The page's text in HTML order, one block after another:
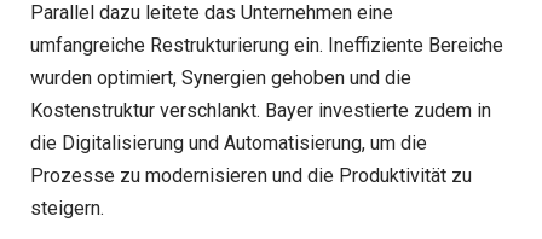
Parallel dazu leitete das Unternehmen eine
umfangreiche Restrukturierung ein. Ineffiziente Bereiche
wurden optimiert, Synergien gehoben und die
Kostenstruktur verschlankt. Bayer investierte zudem in
die Digitalisierung und Automatisierung, um die
Prozesse zu modernisieren und die Produktivität zu
steigern.